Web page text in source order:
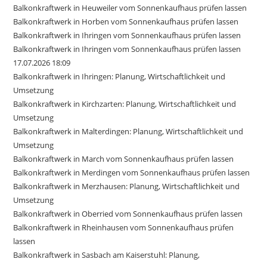
Balkonkraftwerk in Heuweiler vom Sonnenkaufhaus prüfen lassen
Balkonkraftwerk in Horben vom Sonnenkaufhaus prüfen lassen
Balkonkraftwerk in Ihringen vom Sonnenkaufhaus prüfen lassen
Balkonkraftwerk in Ihringen vom Sonnenkaufhaus prüfen lassen
17.07.2026 18:09
Balkonkraftwerk in Ihringen: Planung, Wirtschaftlichkeit und
Umsetzung
Balkonkraftwerk in Kirchzarten: Planung, Wirtschaftlichkeit und
Umsetzung
Balkonkraftwerk in Malterdingen: Planung, Wirtschaftlichkeit und
Umsetzung
Balkonkraftwerk in March vom Sonnenkaufhaus prüfen lassen
Balkonkraftwerk in Merdingen vom Sonnenkaufhaus prüfen lassen
Balkonkraftwerk in Merzhausen: Planung, Wirtschaftlichkeit und
Umsetzung
Balkonkraftwerk in Oberried vom Sonnenkaufhaus prüfen lassen
Balkonkraftwerk in Rheinhausen vom Sonnenkaufhaus prüfen
lassen
Balkonkraftwerk in Sasbach am Kaiserstuhl: Planung,